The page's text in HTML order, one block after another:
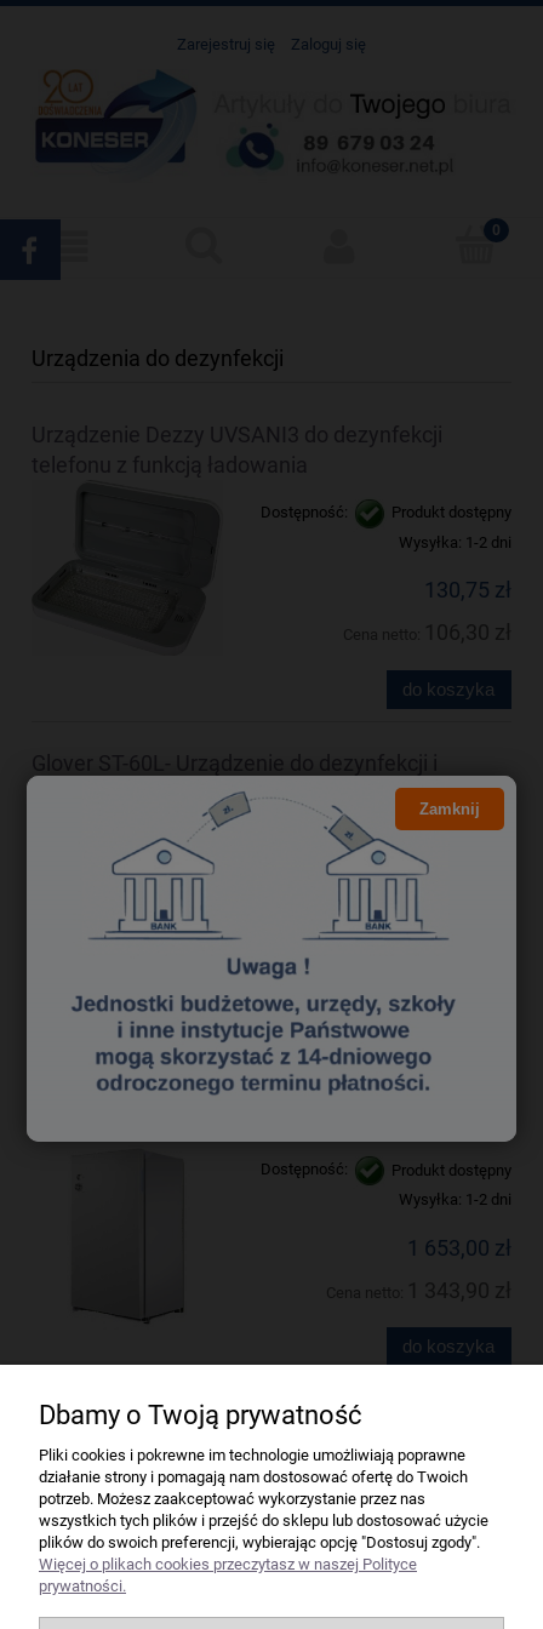
Zarejestruj się Zaloguj się
Urządzenia do dezynfekcji
Urządzenie Dezzy UVSANI3 do dezynfekcji
telefonu z funkcją ładowania
Dostępność:
Produkt dostępny
Wysyłka: 1-2 dni
130,75 zł
do koszyka
Glover ST-60L- Urządzenie do dezynfekcji i
sterylizacji dokumentów
Dostępność:
Produkt dostępny
Wysyłka:
1 383,00 zł
do koszyka
Glover ST-80L- Urządzenie do dezynfekcji i
Dostępność:
Produkt dostępny
Wysyłka: 1-2 dni
1 653,00 zł
do koszyka
Firma
Bindownice wg producentów
Niszczarki wg producentów
Dbamy o Twoją prywatność
Pliki cookies i pokrewne im technologie umożliwiają poprawne
działanie strony i pomagają nam dostosować ofertę do Twoich
potrzeb. Możesz zaakceptować wykorzystanie przez nas
wszystkich tych plików i przejść do sklepu lub dostosować użycie
plików do swoich preferencji, wybierając opcję "Dostosuj zgody".
Więcej o plikach cookies przeczytasz w naszej Polityce
prywatności.
Zamknij